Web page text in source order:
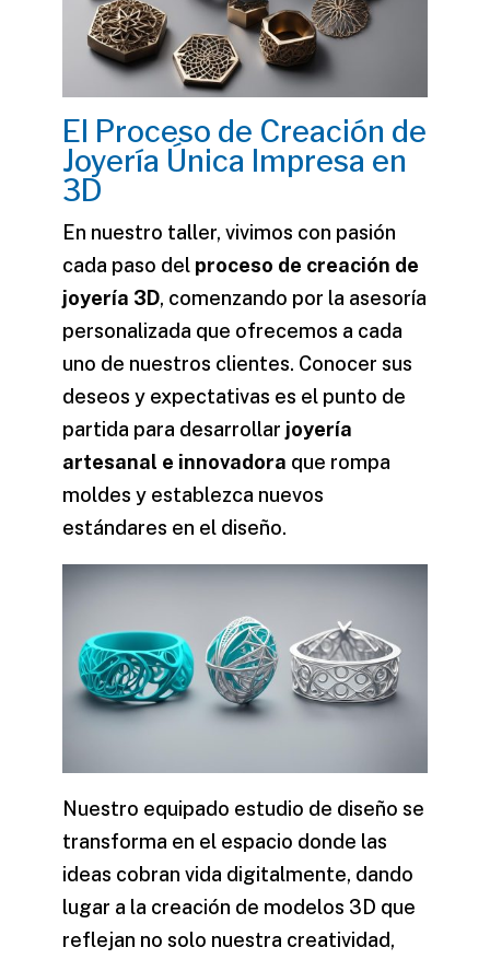
El Proceso de Creación de
Joyería Única Impresa en
3D
En nuestro taller, vivimos con pasión
cada paso del proceso de creación de
joyería 3D, comenzando por la asesoría
personalizada que ofrecemos a cada
uno de nuestros clientes. Conocer sus
deseos y expectativas es el punto de
partida para desarrollar joyería
artesanal e innovadora que rompa
moldes y establezca nuevos
estándares en el diseño.
Nuestro equipado estudio de diseño se
transforma en el espacio donde las
ideas cobran vida digitalmente, dando
lugar a la creación de modelos 3D que
reflejan no solo nuestra creatividad,